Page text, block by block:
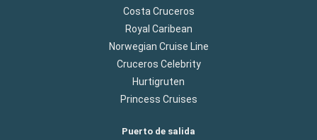
Costa Cruceros
Royal Caribean
Norwegian Cruise Line
Cruceros Celebrity
Hurtigruten
Princess Cruises
Puerto de salida